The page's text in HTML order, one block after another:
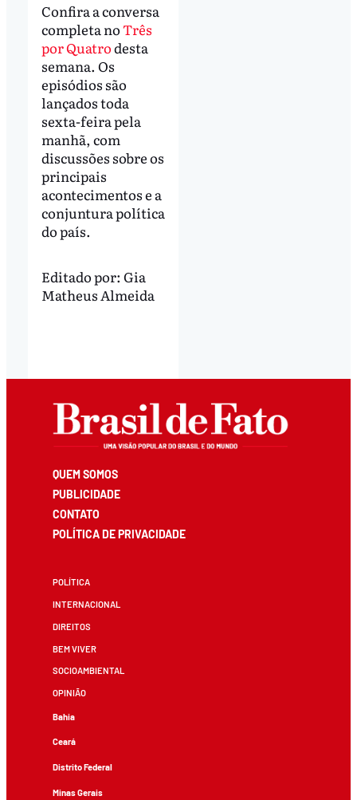
Confira a conversa
completa noTrês
por Quatrodesta
semana. Os
episódios são
lançados toda
sexta-feira pela
manhã, com
discussões sobre os
principais
acontecimentos e a
conjuntura política
do país.
Editado por: Gia
Matheus Almeida
QUEM SOMOS
PUBLICIDADE
CONTATO
POLÍTICA DE PRIVACIDADE
POLÍTICA
INTERNACIONAL
DIREITOS
BEM VIVER
SOCIOAMBIENTAL
OPINIÃO
Bahia
Ceará
Distrito Federal
Minas Gerais